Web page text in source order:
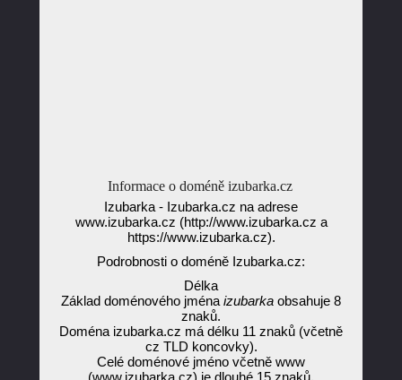
Informace o doméně izubarka.cz
Izubarka - Izubarka.cz na adrese
www.izubarka.cz (http://www.izubarka.cz a
https://www.izubarka.cz).
Podrobnosti o doméně Izubarka.cz:
Délka
Základ doménového jména izubarka obsahuje 8
znaků.
Doména izubarka.cz má délku 11 znaků (včetně
cz TLD koncovky).
Celé doménové jméno včetně www
(www.izubarka.cz) je dlouhé 15 znaků.